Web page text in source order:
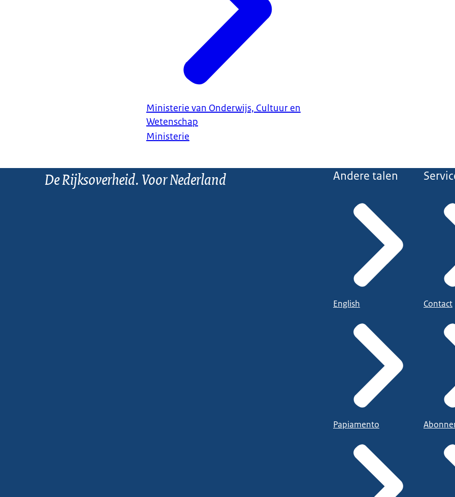
Ministerie van Onderwijs, Cultuur en
Wetenschap
Ministerie
De Rijksoverheid. Voor Nederland Andere talen
English
Papiamento
Contact